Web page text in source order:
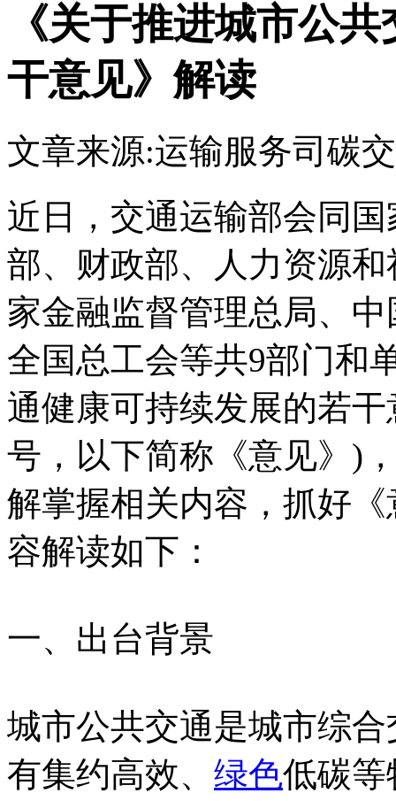
《关于推进城市公
干意见》解读
文章来源:运输服务司 碳
近日，交通运输部会同
部、财政部、人力资源
家金融监督管理总局、
全国总工会等共9部门和
通健康可持续发展的若
号，以下简称《意见》)
解掌握相关内容，抓好
容解读如下：
一、出台背景
城市公共交通是城市综
有集约高效、 绿色低碳等